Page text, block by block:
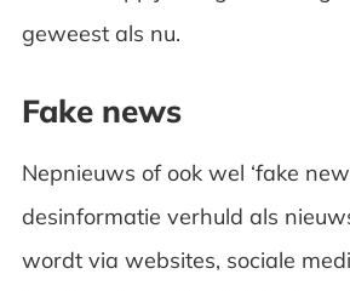
geweest als nu.
Fake news
Nepnieuws of ook wel ‘fake
desinformatie verhuld als
wordt via websites, sociale